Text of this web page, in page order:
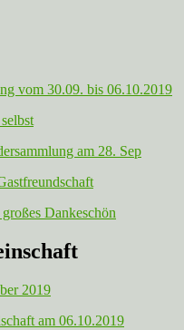
vom 30.09. bis 06.10.2019
am 28. Sep
Dankeschön
2019
am 06.10.2019